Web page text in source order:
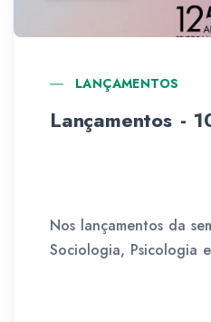
LANÇAMENTOS
Lançamentos -
Nos lançamentos da
Sociologia, Psicologia